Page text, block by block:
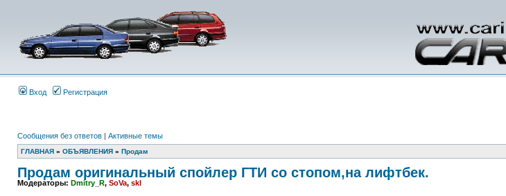
Вход Регистрация
Сообщения без ответов | Активные темы
ГЛАВНАЯ » ОБЪЯВЛЕНИЯ » Продам
Продам оригинальный спойлер ГТИ со стопом,на лифтбек.
Модераторы: Dmitry_R, SoVa, skl